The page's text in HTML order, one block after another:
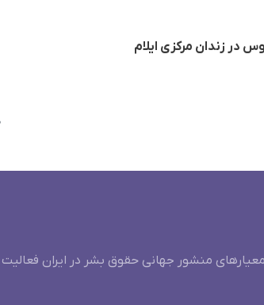
در زندان مرکزی ایلام
منشور جهانی حقوق بشر در ایران